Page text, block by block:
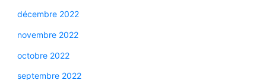
décembre 2022
novembre 2022
octobre 2022
septembre 2022